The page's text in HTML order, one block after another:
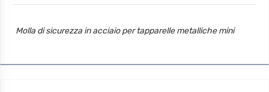
Molla di sicurezza in acciaio per tapparelle metalliche mini